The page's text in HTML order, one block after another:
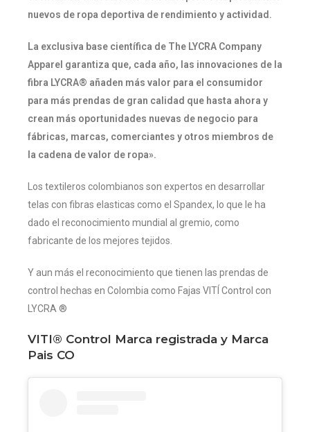
nuevos de ropa deportiva de rendimiento y actividad.
La exclusiva base científica de The LYCRA Company
Apparel garantiza que, cada año, las innovaciones de la
fibra LYCRA® añaden más valor para el consumidor
para más prendas de gran calidad que hasta ahora y
crean más oportunidades nuevas de negocio para
fábricas, marcas, comerciantes y otros miembros de
la cadena de valor de ropa».
Los textileros colombianos son expertos en desarrollar
telas con fibras elasticas como el Spandex, lo que le ha
dado el reconocimiento mundial al gremio, como
fabricante de los mejores tejidos.
Y aun más el reconocimiento que tienen las prendas de
control hechas en Colombia como Fajas VITÍ Control con
LYCRA ®
VITI® Control Marca registrada y Marca
Pais CO